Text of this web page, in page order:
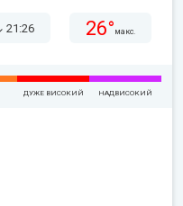
21:26 26° макс.
ДУЖЕ ВИСОКИЙ НАДВИСОКИЙ